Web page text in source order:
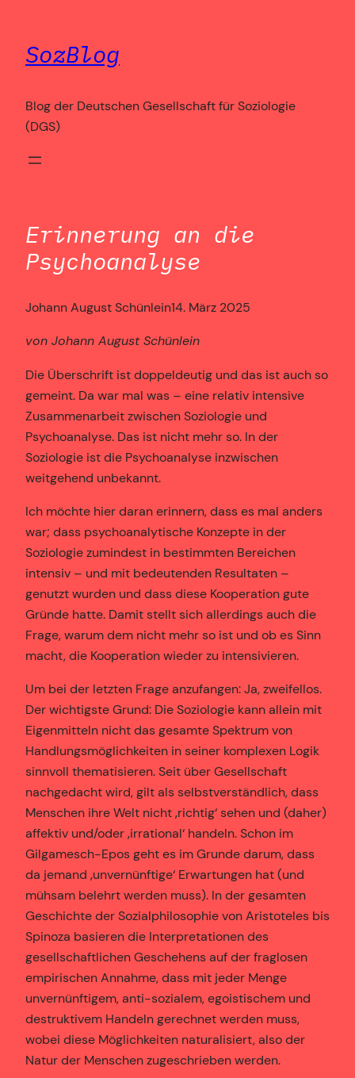
springen
SozBlog
Blog der Deutschen Gesellschaft für Soziologie
(DGS)
Erinnerung an die
Psychoanalyse
Johann August Schünlein14. März 2025
von Johann August Schünlein
Die Überschrift ist doppeldeutig und das ist auch so
gemeint. Da war mal was – eine relativ intensive
Zusammenarbeit zwischen Soziologie und
Psychoanalyse. Das ist nicht mehr so. In der
Soziologie ist die Psychoanalyse inzwischen
weitgehend unbekannt.
Ich möchte hier daran erinnern, dass es mal anders
war; dass psychoanalytische Konzepte in der
Soziologie zumindest in bestimmten Bereichen
intensiv – und mit bedeutenden Resultaten –
genutzt wurden und dass diese Kooperation gute
Gründe hatte. Damit stellt sich allerdings auch die
Frage, warum dem nicht mehr so ist und ob es Sinn
macht, die Kooperation wieder zu intensivieren.
Um bei der letzten Frage anzufangen: Ja, zweifellos.
Der wichtigste Grund: Die Soziologie kann allein mit
Eigenmitteln nicht das gesamte Spektrum von
Handlungsmöglichkeiten in seiner komplexen Logik
sinnvoll thematisieren. Seit über Gesellschaft
nachgedacht wird, gilt als selbstverständlich, dass
Menschen ihre Welt nicht ‚richtig‘ sehen und (daher)
affektiv und/oder ‚irrational‘ handeln. Schon im
Gilgamesch-Epos geht es im Grunde darum, dass
da jemand ‚unvernünftige‘ Erwartungen hat (und
mühsam belehrt werden muss). In der gesamten
Geschichte der Sozialphilosophie von Aristoteles bis
Spinoza basieren die Interpretationen des
gesellschaftlichen Geschehens auf der fraglosen
empirischen Annahme, dass mit jeder Menge
unvernünftigem, anti-sozialem, egoistischem und
destruktivem Handeln gerechnet werden muss,
wobei diese Möglichkeiten naturalisiert, also der
Natur der Menschen zugeschrieben werden.